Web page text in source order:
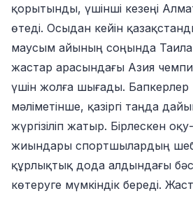
қорытынды, үшінші кезеңі
өтеді. Осыдан кейін
маусым айының соңында
жастар арасындағы Азия
үшін жолға шығады.
мәліметінше, қазіргі таңда
жүргізіліп жатыр. Бірлескен
жиындары спортшылардың
құрлықтық дода алдындағы
көтеруге мүмкіндік береді.